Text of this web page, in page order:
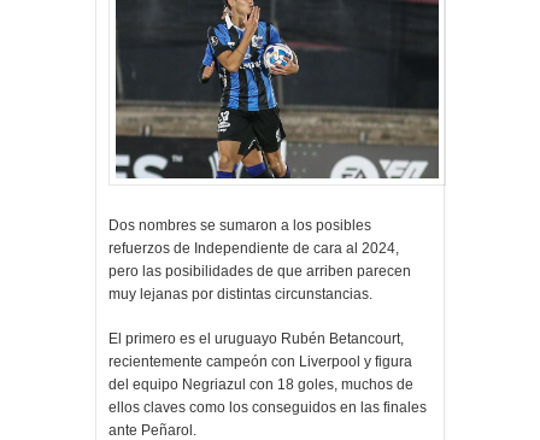
Dos nombres se sumaron a los posibles
refuerzos de Independiente de cara al 2024,
pero las posibilidades de que arriben parecen
muy lejanas por distintas circunstancias.
El primero es el uruguayo Rubén Betancourt,
recientemente campeón con Liverpool y figura
del equipo Negriazul con 18 goles, muchos de
ellos claves como los conseguidos en las finales
ante Peñarol.